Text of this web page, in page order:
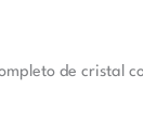
de cristal